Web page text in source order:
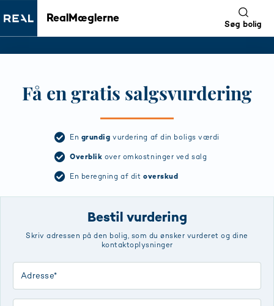
RealMæglerne
Søg bolig
Få en gratis salgsvurdering
En grundig vurdering af din boligs værdi
Overblik over omkostninger ved salg
En beregning af dit overskud
Bestil vurdering
Skriv adressen på den bolig, som du ønsker vurderet og dine
kontaktoplysninger